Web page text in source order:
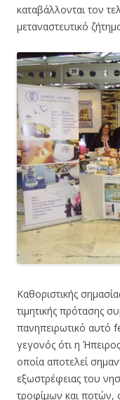
καταβάλλονται τον
μεταναστευτικό
Καθοριστικής
τιμητικής πρότασης
πανηπειρωτικό αυτό
γεγονός ότι η
οποία αποτελεί
εξωστρέφειας του
τροφίμων και ποτών,